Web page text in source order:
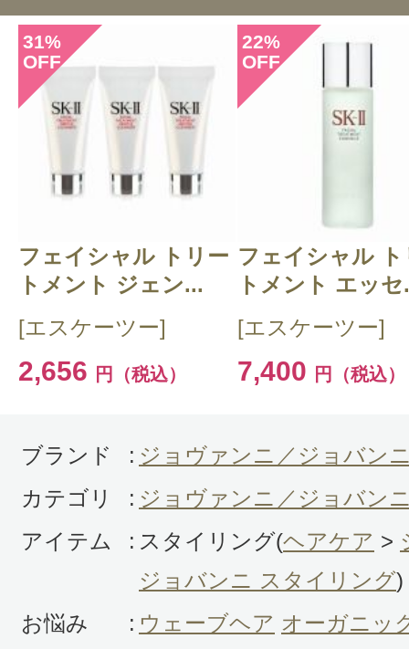
このコスメのレビューを書いて
クチコミを投稿する
CT 会員様は、マイページの「購
らクチコミ投稿すると1 商品に
ントプレゼント！
31%
OFF
フェイシャル トリー
トメント ジェン...
[エスケーツー]
2,656 円（税込）
22%
OFF
フェイシャル ト
トメント エッ
[エスケーツー]
7,400 円（税込）
ブランド : ジョヴァンニ／ジョバン
カテゴリ
: ジョヴァンニ／ジョバン
アイテム
: スタイリング(ヘアケア >
ジョバンニ スタイリング)
お悩み
: ウェーブヘア オーガニッ